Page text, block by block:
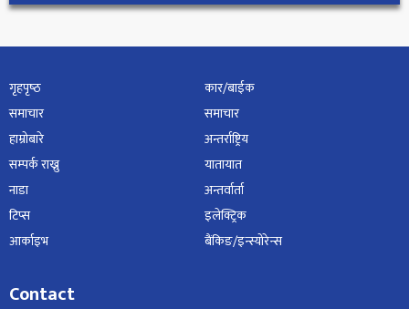
गृहपृष्‍ठ
समाचार
हाम्रोबारे
सम्पर्क राख्नु
नाडा
टिप्स
आर्काइभ
कार/बाईक
समाचार
अन्तर्राष्ट्रिय
यातायात
अन्तर्वार्ता
इलेक्ट्रिक
बैंकिङ/इन्स्योरेन्स
Contact